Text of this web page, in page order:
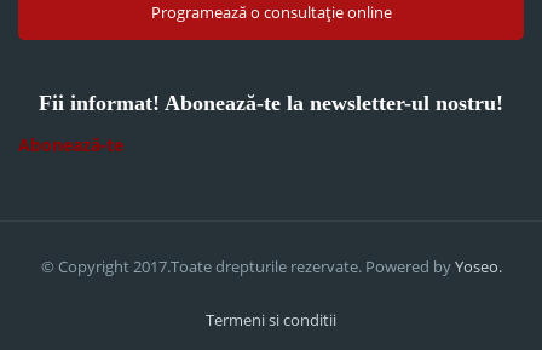
Programează o consultație online
Fii informat! Abonează-te la newsletter-ul nostru!
Abonează-te
© Copyright 2017.Toate drepturile rezervate. Powered byYoseo.
Termeni si conditii